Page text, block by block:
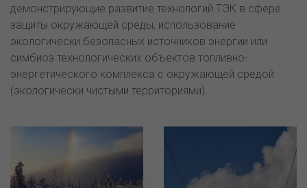
демонстрирующие развитие технологий ТЭК в сфере
защиты окружающей среды, использование
экологически безопасных источников энергии или
симбиоз технологических объектов топливно-
энергетического комплекса с окружающей средой
(экологически чистыми территориями).